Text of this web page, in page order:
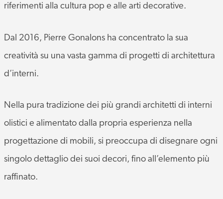
riferimenti alla cultura pop e alle arti decorative.
Dal 2016, Pierre Gonalons ha concentrato la sua
creatività su una vasta gamma di progetti di architettura
d’interni.
Nella pura tradizione dei più grandi architetti di interni
olistici e alimentato dalla propria esperienza nella
progettazione di mobili, si preoccupa di disegnare ogni
singolo dettaglio dei suoi decori, fino all’elemento più
raffinato.